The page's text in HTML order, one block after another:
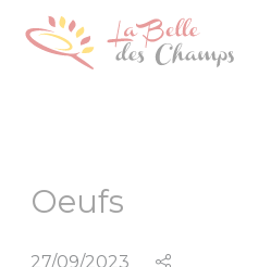
Oeufs
27/09/2023
Panneau de gestion des cookies